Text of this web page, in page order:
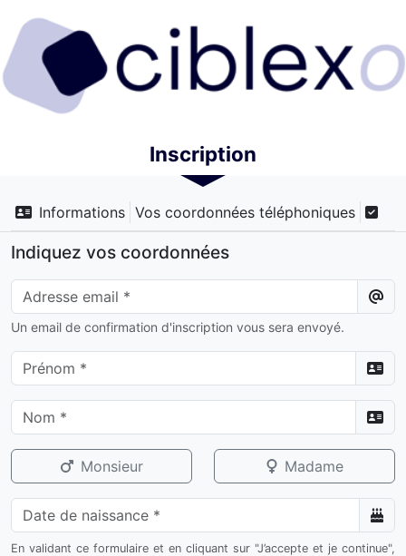
Inscription
Informations Vos coordonnées téléphoniques
Indiquez vos coordonnées
Un email de confirmation d'inscription vous sera envoyé.
Monsieur Madame
En validant ce formulaire et en cliquant sur "J’accepte et je continue",